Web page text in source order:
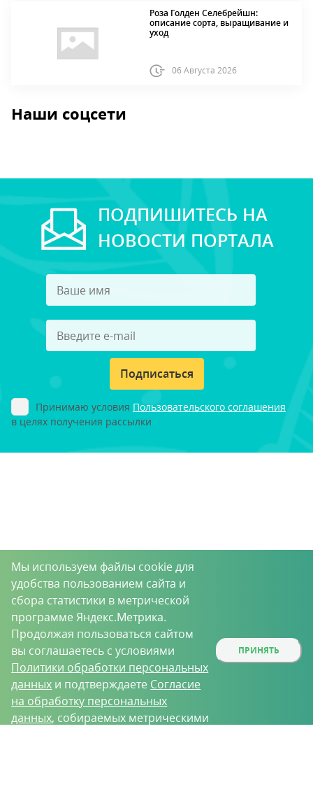
Роза Голден Селебрейшн:
описание сорта, выращивание и
уход
06 Августа 2026
Наши соцсети
ПОДПИШИТЕСЬ НА
НОВОСТИ ПОРТАЛА
Подписаться
Принимаю условия Пользовательского соглашения
в целях получения рассылки
Мы используем файлы cookie для
удобства пользованием сайта и
сбора статистики в метрической
программе Яндекс.Метрика.
Продолжая пользоваться сайтом
вы соглашаетесь с условиями
Политики обработки персональных
данных и подтверждаете Согласие
на обработку персональных
данных, собираемых метрическими
ПРИНЯТЬ